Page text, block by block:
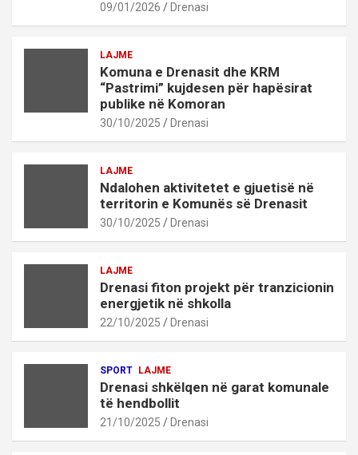
09/01/2026 Drenasi
LAJME
Komuna e Drenasit dhe KRM
“Pastrimi” kujdesen për hapësirat
publike në Komoran
30/10/2025 Drenasi
LAJME
Ndalohen aktivitetet e gjuetisë në
territorin e Komunës së Drenasit
30/10/2025 Drenasi
LAJME
Drenasi fiton projekt për tranzicionin
energjetik në shkolla
22/10/2025 Drenasi
SPORT LAJME
Drenasi shkëlqen në garat komunale
të hendbollit
21/10/2025 Drenasi